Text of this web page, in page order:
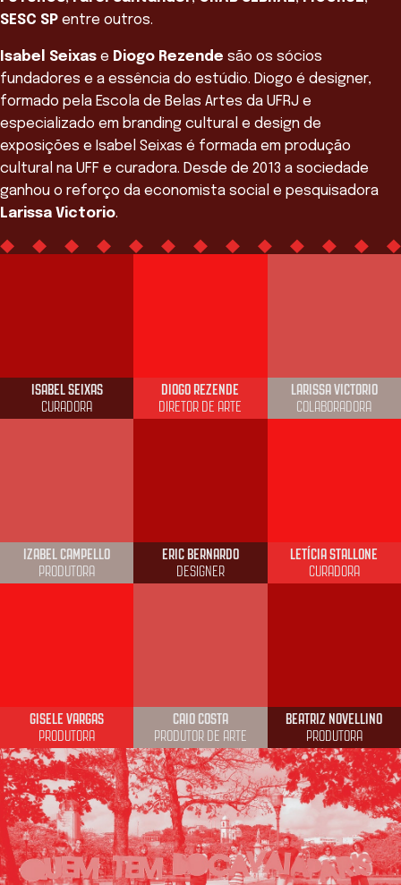
SESC SP entre outros.
Isabel Seixas e Diogo Rezende são os sócios
fundadores e a essência do estúdio. Diogo é designer,
formado pela Escola de Belas Artes da UFRJ e
especializado em branding cultural e design de
exposições e Isabel Seixas é formada em produção
cultural na UFF e curadora. Desde de 2013 a sociedade
ganhou o reforço da economista social e pesquisadora
Larissa Victorio.
ISABEL SEIXAS
CURADORA
DIOGO REZENDE
DIRETOR DE ARTE
LARISSA VICTORIO
COLABORADORA
IZABEL CAMPELLO
PRODUTORA
ERIC BERNARDO
DESIGNER
LETÍCIA STALLONE
CURADORA
GISELE VARGAS
PRODUTORA
CAIO COSTA
PRODUTOR DE ARTE
BEATRIZ NOVELLINO
PRODUTORA